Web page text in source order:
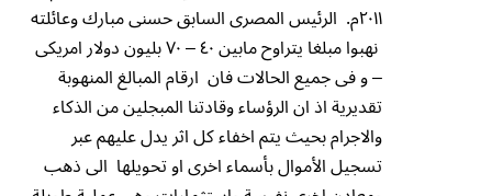
٢٠١١م. الرئيس المصرى السابق حسنى مبارك وعائلته
نهبوا مبلغا يتراوح مابين ٤٠ – ٧٠ بليون دولار امريكى
– و فى جميع الحالات فان ارقام المبالغ المنهوبة
تقديرية اذ ان الرؤساء وقادتنا المبجلين من الذكاء
والاجرام بحيث يتم اخفاء كل اثر يدل عليهم عبر
تسجيل الأموال بأسماء اخرى او تحويلها الى ذهب